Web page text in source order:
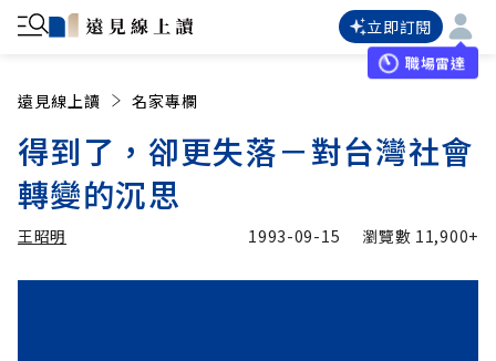
立即訂閱
職場雷達
遠見線上讀 名家專欄
得到了，卻更失落－對台灣社會
轉變的沉思
王昭明 1993-09-15 瀏覽數 11,900+